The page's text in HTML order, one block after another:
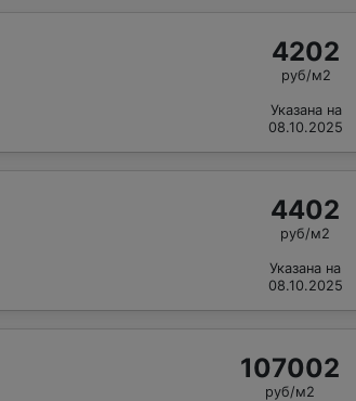
4202
руб/м2
Указана на
08.10.2025
4402
руб/м2
Указана на
08.10.2025
107002
руб/м2